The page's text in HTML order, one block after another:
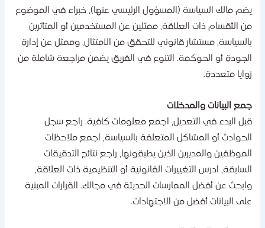
مالك السياسة (المسؤول الرئيسي عنها)، خبراء في الموضوع
الأقسام ذات العلاقة، ممثلين عن المستخدمين أو المتأثرين
مستشار قانوني للتحقق من الامتثال، وممثل عن إدارة
أو الحوكمة. التنوع في الفريق يضمن مراجعة شاملة من
متعددة.
البيانات والمدخلات
البدء في التعديل، اجمع معلومات كافية. راجع سجل
أو المشاكل المتعلقة بالسياسة، اجمع ملاحظات
والمديرين الذين يطبقونها، راجع نتائج التدقيقات
ادرس التغييرات القانونية أو التنظيمية ذات العلاقة،
عن أفضل الممارسات الحديثة في مجالك. القرارات المبنية
البيانات أفضل من الاجتهادات.